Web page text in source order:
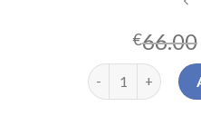
€66.00
auriculares